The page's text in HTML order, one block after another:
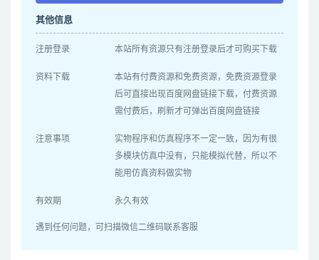
其他信息
注册登录 本站所有资源只有注册登录后才可购买下载
资料下载
本站有付费资源和免费资源，免费资源登录
后可直接出现百度网盘链接下载，付费资源
需付费后，刷新才可弹出百度网盘链接
注意事项
实物程序和仿真程序不一定一致，因为有很
多模块仿真中没有，只能模拟代替，所以不
能用仿真资料做实物
有效期 永久有效
遇到任何问题，可扫描微信二维码联系客服